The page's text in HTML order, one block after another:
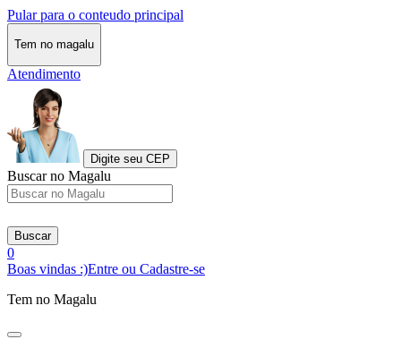
Pular para o conteudo principal
Tem no magalu
Atendimento
Digite seu CEP
Buscar no Magalu
Buscar
0
Boas vindas :)Entre ou Cadastre-se
Tem no Magalu